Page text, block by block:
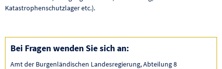
Katastrophenschutzlager etc.).
Bei Fragen wenden Sie sich an:
Amt der Burgenländischen Landesregierung, Abteilung 8